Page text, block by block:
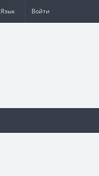
Язык Войти